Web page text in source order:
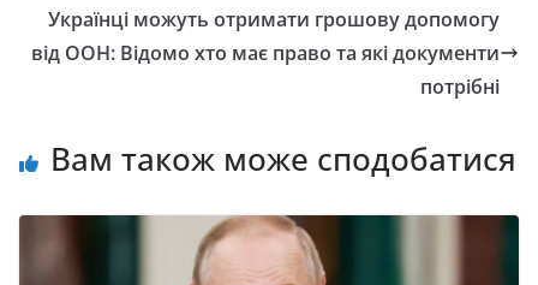
Українці можуть отримати грошову допомогу
від ООН: Відомо хто має право та які документи
потрібні
Вам також може сподобатися